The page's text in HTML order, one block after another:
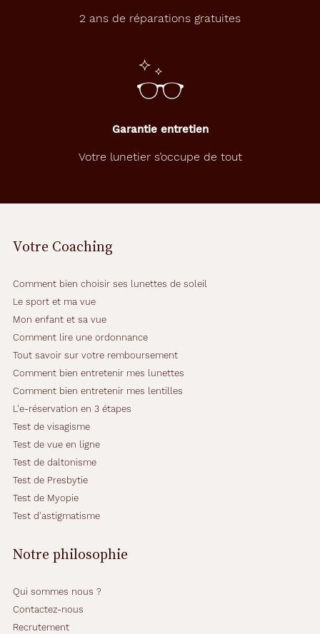
2 ans de réparations gratuites
Garantie entretien
Votre lunetier s’occupe de tout
Votre Coaching
Comment bien choisir ses lunettes de soleil
Le sport et ma vue
Mon enfant et sa vue
Comment lire une ordonnance
Tout savoir sur votre remboursement
Comment bien entretenir mes lunettes
Comment bien entretenir mes lentilles
L'e-réservation en 3 étapes
Test de visagisme
Test de vue en ligne
Test de daltonisme
Test de Presbytie
Test de Myopie
Test d'astigmatisme
Notre philosophie
Qui sommes nous ?
Contactez-nous
Recrutement